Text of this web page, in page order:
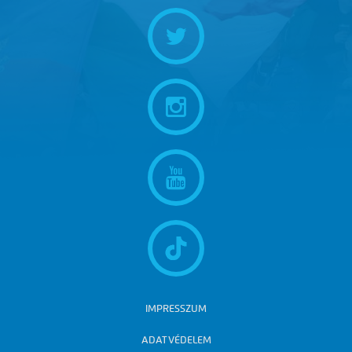
IMPRESSZUM
ADATVÉDELEM